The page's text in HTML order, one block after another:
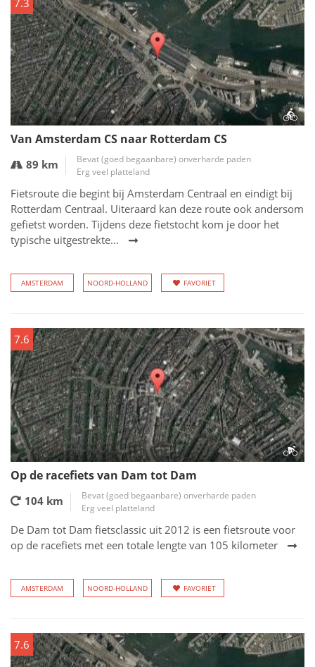
7.3
Van Amsterdam CS naar Rotterdam CS
89 km
Bevat (goed begaanbare) onverharde paden
Erg veel platteland
Fietsroute die begint bij Amsterdam Centraal en eindigt bij
Rotterdam Centraal. Uiteraard kan deze route ook andersom
gefietst worden. Tijdens deze fietstocht kom je door het
typische uitgestrekte...
AMSTERDAM NOORD-HOLLAND FAVORIET
7.6
Op de racefiets van Dam tot Dam
104 km
Bevat (goed begaanbare) onverharde paden
Erg veel platteland
De Dam tot Dam fietsclassic uit 2012 is een fietsroute voor
op de racefiets met een totale lengte van 105 kilometer
AMSTERDAM NOORD-HOLLAND FAVORIET
7.6